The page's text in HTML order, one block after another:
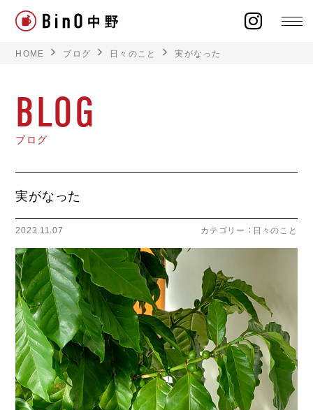
ラインナップ
施工事例
オーナー様の声
モデルハウス
ライフスタイル
クオリティ
お知らせ
HOME ブログ 日々のこと 実がなった
BLOG
ブログ
実がなった
2023.11.07 カテゴリー ： 日々のこと